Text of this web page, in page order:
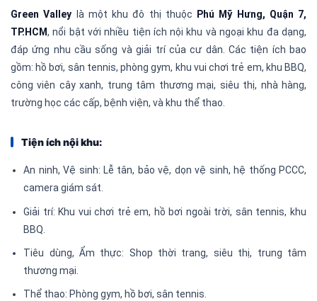
Green Valley là một khu đô thị thuộc
Phú Mỹ Hưng, Quận 7,
TP.HCM, nổi bật với nhiều tiện ích nội khu và ngoại khu đa dạng,
đáp ứng nhu cầu sống và giải trí của cư dân. Các tiện ích bao
gồm: hồ bơi, sân tennis, phòng gym, khu vui chơi trẻ em, khu BBQ,
công viên cây xanh, trung tâm thương mại, siêu thị, nhà hàng,
trường học các cấp, bệnh viện, và khu thể thao.
Tiện ích nội khu:
An ninh, Vệ sinh: Lễ tân, bảo vệ, dọn vệ sinh, hệ thống PCCC,
camera giám sát.
Giải trí: Khu vui chơi trẻ em, hồ bơi ngoài trời, sân tennis, khu
BBQ.
Tiêu dùng, Ẩm thực: Shop thời trang, siêu thị, trung tâm
thương mại.
Thể thao: Phòng gym, hồ bơi, sân tennis.